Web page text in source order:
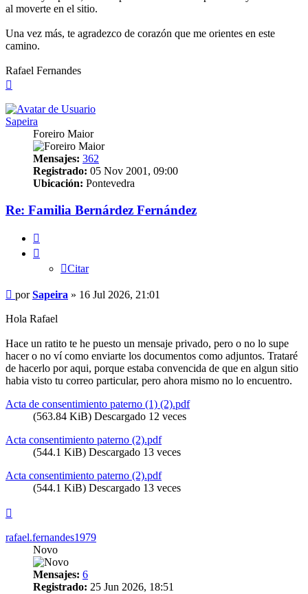
al moverte en el sitio.
Una vez más, te agradezco de corazón que me orientes en este
camino.
Rafael Fernandes
Sapeira
Foreiro Maior
Mensajes: 362
Registrado: 05 Nov 2001, 09:00
Ubicación: Pontevedra
Re: Familia Bernárdez Fernández
Citar
Mensaje
porSapeira » 16 Jul 2026, 21:01
Hola Rafael
Hace un ratito te he puesto un mensaje privado, pero o no lo supe
hacer o no ví como enviarte los documentos como adjuntos. Trataré
de hacerlo por aqui, porque estaba convencida de que en algun sitio
habia visto tu correo particular, pero ahora mismo no lo encuentro.
Acta de consentimiento paterno (1) (2).pdf
(563.84 KiB) Descargado 12 veces
Acta consentimiento paterno (2).pdf
(544.1 KiB) Descargado 13 veces
Acta consentimiento paterno (2).pdf
(544.1 KiB) Descargado 13 veces
rafael.fernandes1979
Novo
Mensajes: 6
Registrado: 25 Jun 2026, 18:51